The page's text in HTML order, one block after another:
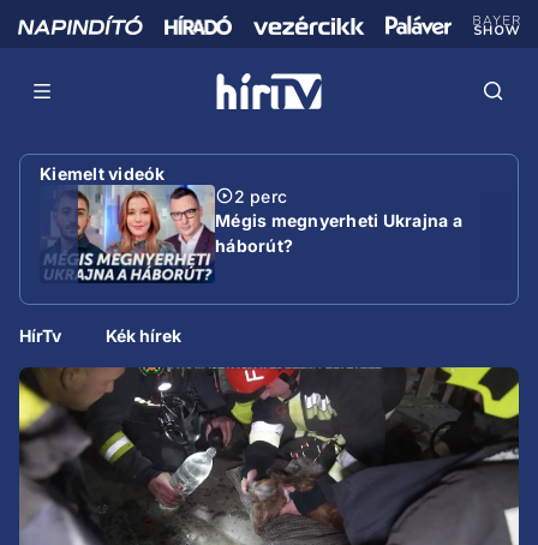
Kiemelt videók
2 perc
Mégis megnyerheti Ukrajna a
háborút?
HírTv Kék hírek